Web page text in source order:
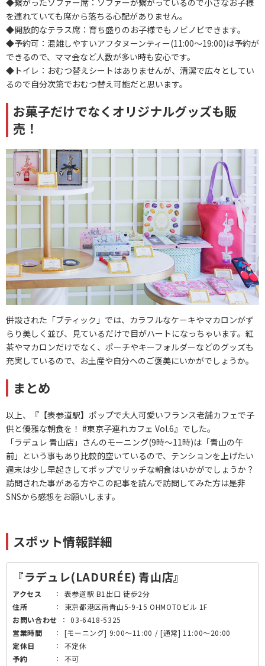
を連れていても席から落ちる心配がありません。
◆開放的なテラス席：育ち盛りのお子様でもノビノビできます。
◆予約可：混雑しやすいアフタヌーンティー(11:00～19:00)は予約が
できるので、ママ会など人数が多い時も安心です。
◆トイレ：おむつ替えシートはありませんが、清潔で広々としてい
るので自分次第でおむつ替え可能だと思います。
お菓子だけでなくオリジナルグッズも販
売！
併設された「ブティック」では、カラフルなケーキやマカロンがず
らり美しく並び、見ているだけで目がハートになっちゃいます。紅
茶やマカロンだけでなく、ポーチやキーフォルダーなどのグッズも
充実しているので、お土産や自分へのご褒美にいかがでしょうか。
まとめ
以上、『【表参道駅】ポップで大人可愛いフランス老舗カフェで子
供と優雅な朝食を！ #東京子連れカフェ Vol.6』でした。
「ラデュレ 青山店」さんのモーニング(9時～11時)は「青山の午
前」という事もあり比較的空いているので、テンションを上げたい
週末は少し早起きしてポップでリッチな朝食はいかがでしょうか？
訪問された事がある方やこの記事を読んで訪問してみた方は是非
SNSから感想をお願いします。
スポット情報詳細
『ラデュレ(LADURÉE) 青山店』
アクセス ：
表参道駅 B1出口 徒歩2分
住所
：
東京都港区南青山5-9-15 OHMOTOビル 1F
お問い合わせ
：
03-6418-5325
営業時間
：
[モーニング] 9:00～11:00 / [通常] 11:00～20:00
定休日
：
不定休
予約
：
不可